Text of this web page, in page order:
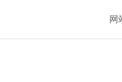
网